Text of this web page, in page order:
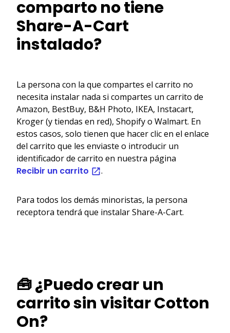
comparto no tiene
Share-A-Cart
instalado?
La persona con la que compartes el carrito no
necesita instalar nada si compartes un carrito de
Amazon, BestBuy, B&H Photo, IKEA, Instacart,
Kroger (y tiendas en red), Shopify o Walmart. En
estos casos, solo tienen que hacer clic en el enlace
del carrito que les enviaste o introducir un
identificador de carrito en nuestra página
Recibir un carrito .
Para todos los demás minoristas, la persona
receptora tendrá que instalar Share-A-Cart.
🧰 ¿Puedo crear un
carrito sin visitar Cotton
On?